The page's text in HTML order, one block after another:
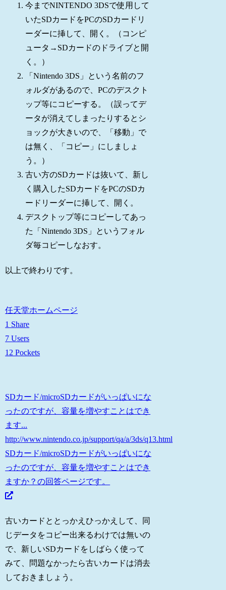
今までNINTENDO 3DSで使用して
いたSDカードをPCのSDカードリ
ーダーに挿して、開く。（コンピ
ュータ→SDカードのドライブと開
く。）
「Nintendo 3DS」という名前のフ
ォルダがあるので、PCのデスクト
ップ等にコピーする。（誤ってデ
ータが消えてしまったりするとシ
ョックが大きいので、「移動」で
は無く、「コピー」にしましょ
う。）
古い方のSDカードは抜いて、新し
く購入したSDカードをPCのSDカ
ードリーダーに挿して、開く。
デスクトップ等にコピーしてあっ
た「Nintendo 3DS」というフォル
ダ毎コピーしなおす。
以上で終わりです。
任天堂ホームページ
1 Share
7 Users
12 Pockets
SDカード/microSDカードがいっぱいにな
ったのですが、容量を増やすことはでき
ます...
http://www.nintendo.co.jp/support/qa/a/3ds/q13.html
SDカード/microSDカードがいっぱいにな
ったのですが、容量を増やすことはでき
ますか？の回答ページです。
古いカードととっかえひっかえして、同
じデータをコピー出来るわけでは無いの
で、新しいSDカードをしばらく使って
みて、問題なかったら古いカードは消去
しておきましょう。